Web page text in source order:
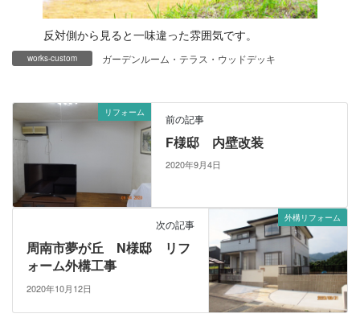
反対側から見ると一味違った雰囲気です。
works-custom ガーデンルーム・テラス・ウッドデッキ
リフォーム 前の記事
F様邸 内壁改装
2020年9月4日
外構リフォーム
次の記事
周南市夢が丘 N様邸 リフ
ォーム外構工事
2020年10月12日